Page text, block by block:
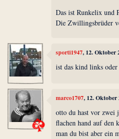
Das ist Runkelix und
Die Zwillingsbrüder
sporti1947, 12. Oktober
ist das kind links oder
marco1707, 12. Oktober
otto du hast vor zwei
flachen hand auf den
man du bist aber ein